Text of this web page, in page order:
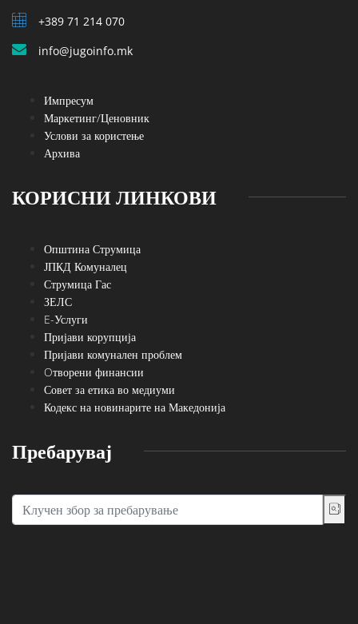
+389 71 214 070
info@jugoinfo.mk
Импресум
Маркетинг/Ценовник
Услови за користење
Архива
КОРИСНИ ЛИНКОВИ
Општина Струмица
ЈПКД Комуналец
Струмица Гас
ЗЕЛС
E-Услуги
Пријави корупција
Пријави комунален проблем
Oтворени финансии
Совет за етика во медиуми
Кодекс на новинарите на Македонија
Пребарувај